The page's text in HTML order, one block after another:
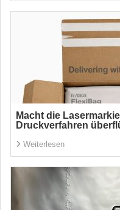
Macht die
Druckverfahren
Weiterlesen